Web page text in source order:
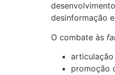
desinformação
O combate às
promoção